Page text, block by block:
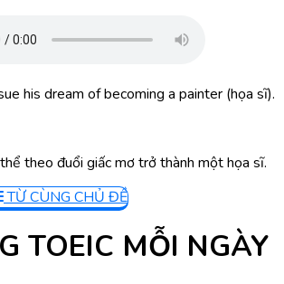
his dream of becoming a painter (họa sĩ).
theo đuổi giấc mơ trở thành một họa sĩ.
TỪ CÙNG CHỦ ĐỀ
TOEIC MỖI NGÀY